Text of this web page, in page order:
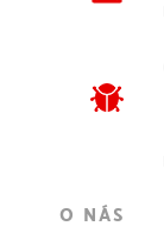
O NÁS